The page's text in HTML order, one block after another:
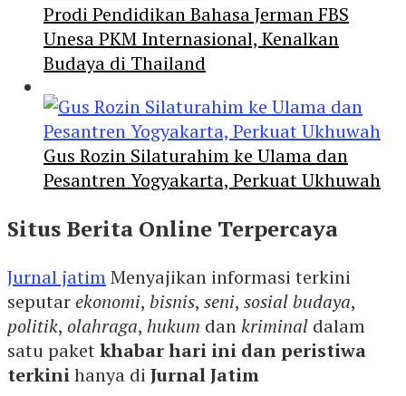
Prodi Pendidikan Bahasa Jerman FBS
Unesa PKM Internasional, Kenalkan
Budaya di Thailand
Gus Rozin Silaturahim ke Ulama dan
Pesantren Yogyakarta, Perkuat Ukhuwah
Situs Berita Online Terpercaya
Jurnal jatimMenyajikan informasi terkini
seputarekonomi, bisnis, seni, sosial budaya,
politik, olahraga, hukum dankriminal dalam
satu paketkhabar hari ini dan peristiwa
terkinihanya di Jurnal Jatim